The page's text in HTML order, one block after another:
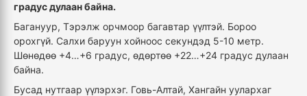
градус дулаан байна.
Багануур, Тэрэлж орчмоор багавтар үүлтэй. Бороо
орохгүй. Салхи баруун хойноос секундэд 5-10 метр.
Шөнөдөө +4…+6 градус, өдөртөө +22…+24 градус дулаан
байна.
Бусад нутгаар үүлэрхэг. Говь-Алтай, Хангайн уулархаг